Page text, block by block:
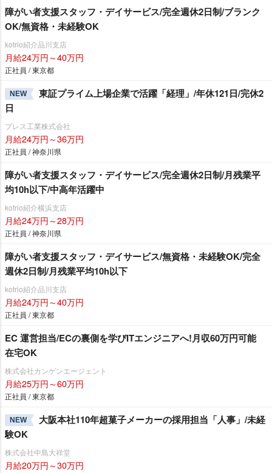
障がい者支援スタッフ・デイサービス/完全週休2日制/ブランク
OK/無資格・未経験OK
kotrio紹介品川支店
月給24万円～40万円
正社員 / 東京都
NEW
東証プライム上場企業で活躍「経理」/年休121日/完休2
日
プレス工業株式会社
月給24万円～36万円
正社員 / 神奈川県
障がい者支援スタッフ・デイサービス/完全週休2日制/月残業平
均10h以下/中高年活躍中
kotrio紹介横浜支店
月給24万円～28万円
正社員 / 神奈川県
障がい者支援スタッフ・デイサービス/無資格・未経験OK/完全
週休2日制/月残業平均10h以下
kotrio紹介品川支店
月給24万円～40万円
正社員 / 東京都
EC 運営担当/ECの裏側を学びITエンジニアへ!月収60万円可能
在宅OK
株式会社カンゲンエージェント
月給25万円～60万円
正社員 / 東京都
NEW
大阪本社110年超菓子メーカーの採用担当「人事」/未経
験OK
株式会社中島大祥堂
月給20万円～30万円